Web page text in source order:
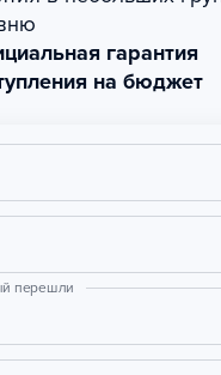
гарантия
на бюджет
перешли